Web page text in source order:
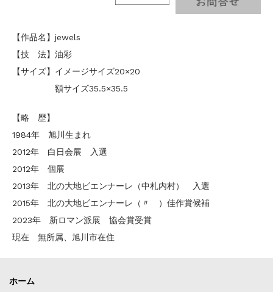
【作品名】jewels
【技 法】油彩
【サイズ】イメージサイズ20×20
額サイズ35.5×35.5
【略 歴】
1984年 旭川生まれ
2012年 白日会展 入選
2012年 個展
2013年 北の大地ビエンナーレ（中札内村） 入選
2015年 北の大地ビエンナーレ（〃 ）佳作賞候補
2023年 新ロマン派展 協会賞受賞
現在 無所属、旭川市在住
ホーム